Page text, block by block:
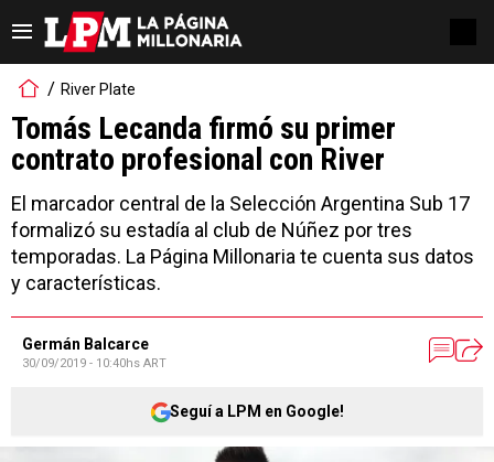
River Plate
Tomás Lecanda firmó su primer
contrato profesional con River
El marcador central de la Selección Argentina Sub 17
formalizó su estadía al club de Núñez por tres
temporadas. La Página Millonaria te cuenta sus datos
y características.
Germán Balcarce
30/09/2019 - 10:40hs ART
Seguí a LPM en Google!